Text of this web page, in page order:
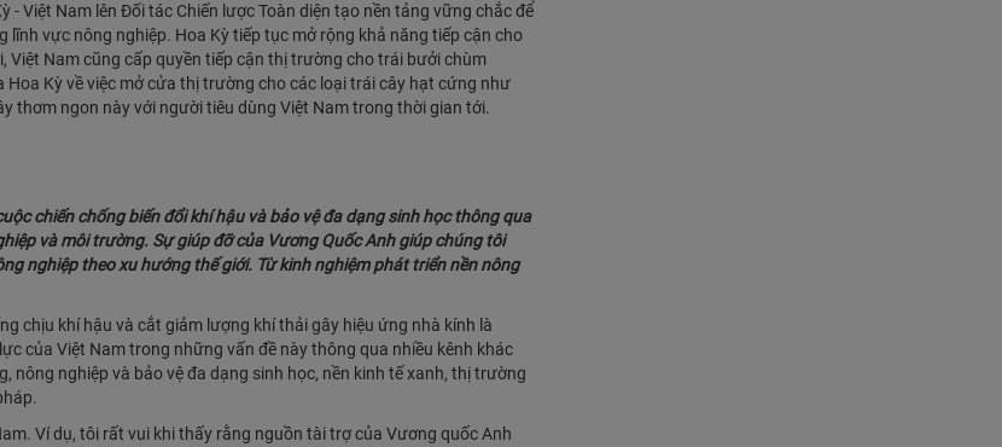
- Việt Nam lên Đối tác Chiến lược Toàn diện tạo nền tảng vững chắc để
vực nông nghiệp. Hoa Kỳ tiếp tục mở rộng khả năng tiếp cận cho
Nam cũng cấp quyền tiếp cận thị trường cho trái bưởi chùm
Kỳ về việc mở cửa thị trường cho các loại trái cây hạt cứng như
thơm ngon này với người tiêu dùng Việt Nam trong thời gian tới.
chiến chống biến đổi khí hậu và bảo vệ đa dạng sinh học thông qua
và môi trường. Sự giúp đỡ của Vương Quốc Anh giúp chúng tôi
nghiệp theo xu hướng thế giới. Từ kinh nghiệm phát triển nền nông
chịu khí hậu và cắt giảm lượng khí thải gây hiệu ứng nhà kính là
của Việt Nam trong những vấn đề này thông qua nhiều kênh khác
nghiệp và bảo vệ đa dạng sinh học, nền kinh tế xanh, thị trường
Ví dụ, tôi rất vui khi thấy rằng nguồn tài trợ của Vương quốc Anh